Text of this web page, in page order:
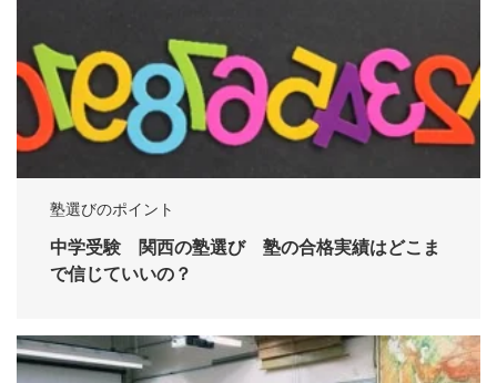
塾選びのポイント
中学受験 関西の塾選び 塾の合格実績はどこま
で信じていいの？